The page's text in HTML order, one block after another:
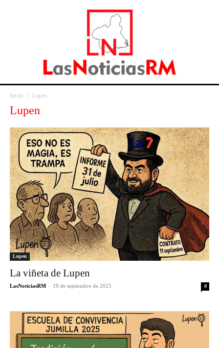
Inicio Lupen
Lupen
Lupen
La viñeta de Lupen
LasNoticiasRM - 19 de septiembre de 2025 0